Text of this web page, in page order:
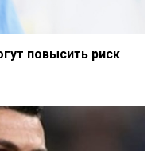
повысить риск